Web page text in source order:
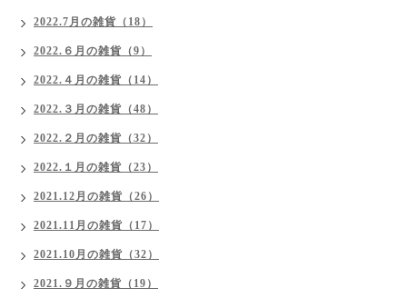
2022.7月の雑貨（18）
2022.６月の雑貨（9）
2022.４月の雑貨（14）
2022.３月の雑貨（48）
2022.２月の雑貨（32）
2022.１月の雑貨（23）
2021.12月の雑貨（26）
2021.11月の雑貨（17）
2021.10月の雑貨（32）
2021.９月の雑貨（19）